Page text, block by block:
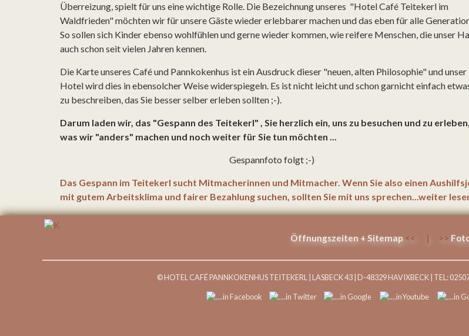
Überreizung, spielt für uns eine wichtige Rolle. Die Bezeichnung unseres "Hotel Café Teitekerl im
Waldfrieden" möchten wir für unsere Gäste wieder erlebbarer machen und das eben für alle
So sollen sich Kinder ebenso wohlfühlen und gerne wieder kommen, wie reifere Menschen, die unser
auch schon seit vielen Jahren kennen.
Die Karte unseres Café und Pannkokenhus ist ein Ausdruck dieser "neuen, alten Philosophie" und unser
Hotel wird dies in ebensolcher Weise widerspiegeln. Es ist nicht leicht und schon garnicht einfach
zu beschreiben, das Sie besser selber erleben sollten ;-).
Darum laden wir, das "Gespann des Teitekerl" , Sie herzlich ein, uns zu besuchen und zu erleben,
was wir "anders" machen und noch weiter für Sie tun möchten ...
Gespannfoto folgt ;-)
Das Gespann im Teitekerl sucht Mitmacherinnen und Mitmacher. Wenn Sie also einen
mit gutem Arbeitsklima und fairer Bezahlung suchen, sollten Sie mit uns sprechen...weiter
Öffnungszeiten + Sitemap << | >>
© HOTEL CAFÉ PANNKOKENHUS TEITEKERL | LASBECK 43 | D-48329 HAVIXBECK | TEL: